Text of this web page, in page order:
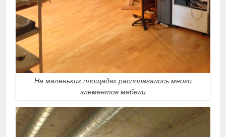
На маленьких площадях располагалось много
элементов мебели